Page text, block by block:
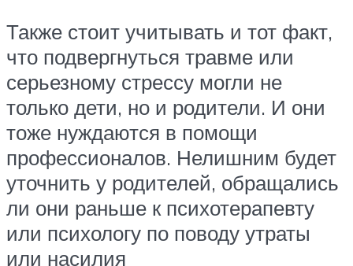
Также стоит учитывать и тот факт,
что подвергнуться травме или
серьезному стрессу могли не
только дети, но и родители. И они
тоже нуждаются в помощи
профессионалов. Нелишним будет
уточнить у родителей, обращались
ли они раньше к психотерапевту
или психологу по поводу утраты
или насилия